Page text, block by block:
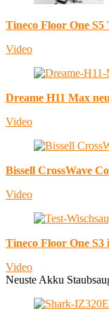
Tineco Floor One S5
Video
Dreame H11 Max
Video
Bissell CrossWave
Video
Tineco Floor One S3
Video
Neuste Akku